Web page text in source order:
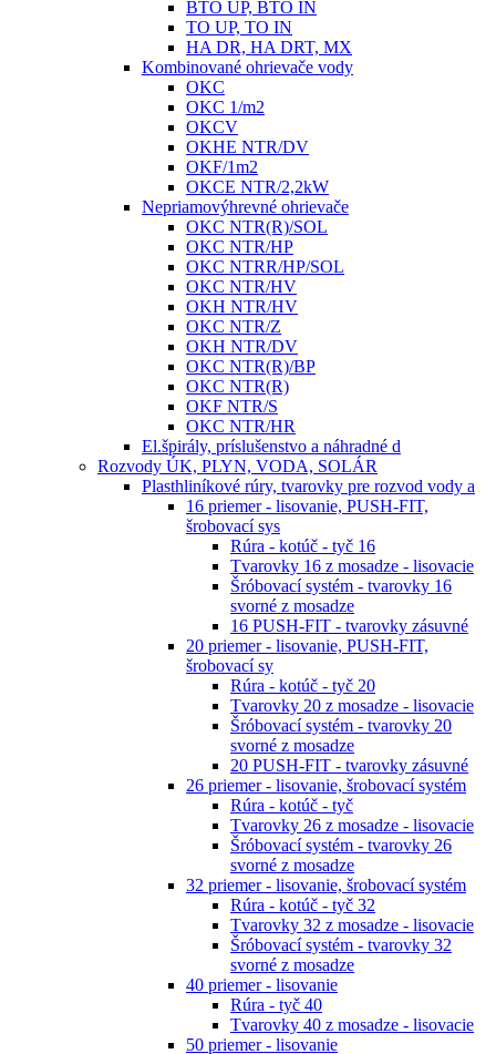
BTO UP, BTO IN
TO UP, TO IN
HA DR, HA DRT, MX
Kombinované ohrievače vody
OKC
OKC 1/m2
OKCV
OKHE NTR/DV
OKF/1m2
OKCE NTR/2,2kW
Nepriamovýhrevné ohrievače
OKC NTR(R)/SOL
OKC NTR/HP
OKC NTRR/HP/SOL
OKC NTR/HV
OKH NTR/HV
OKC NTR/Z
OKH NTR/DV
OKC NTR(R)/BP
OKC NTR(R)
OKF NTR/S
OKC NTR/HR
El.špirály, príslušenstvo a náhradné d
Rozvody ÚK, PLYN, VODA, SOLÁR
Plasthliníkové rúry, tvarovky pre rozvod vody a
16 priemer - lisovanie, PUSH-FIT,
šrobovací sys
Rúra - kotúč - tyč 16
Tvarovky 16 z mosadze - lisovacie
Šróbovací systém - tvarovky 16
svorné z mosadze
16 PUSH-FIT - tvarovky zásuvné
20 priemer - lisovanie, PUSH-FIT,
šrobovací sy
Rúra - kotúč - tyč 20
Tvarovky 20 z mosadze - lisovacie
Šróbovací systém - tvarovky 20
svorné z mosadze
20 PUSH-FIT - tvarovky zásuvné
26 priemer - lisovanie, šrobovací systém
Rúra - kotúč - tyč
Tvarovky 26 z mosadze - lisovacie
Šróbovací systém - tvarovky 26
svorné z mosadze
32 priemer - lisovanie, šrobovací systém
Rúra - kotúč - tyč 32
Tvarovky 32 z mosadze - lisovacie
Šróbovací systém - tvarovky 32
svorné z mosadze
40 priemer - lisovanie
Rúra - tyč 40
Tvarovky 40 z mosadze - lisovacie
50 priemer - lisovanie